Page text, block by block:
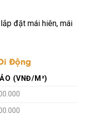
đặt mái hiên, mái
Động
(VNĐ/M²)